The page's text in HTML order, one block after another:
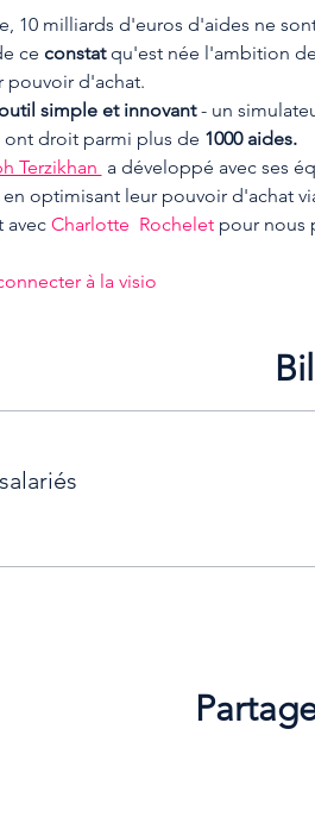
10 milliards d'euros d'aides ne
ce constat qu'est née l'ambition de
pouvoir d'achat.
simple et innovant - un
ont droit parmi plus de 1000 aides.
Terzikhan a développé avec ses
en optimisant leur pouvoir d'achat
avec Charlotte  Rochelet pour nous
à la visio